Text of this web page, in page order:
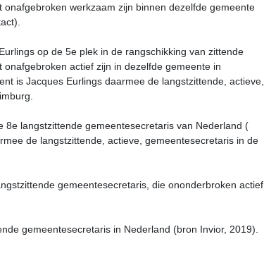
werkzaam zijn binnen dezelfde gemeente
op de 5e plek in de rangschikking van zittende
actief zijn in dezelfde gemeente in
is Jacques Eurlings daarmee de langstzittende, actieve,
8e langstzittende gemeentesecretaris van Nederland (
de langstzittende, actieve, gemeentesecretaris in de
gemeentesecretaris, die ononderbroken actief
gemeentesecretaris in Nederland (bron Invior, 2019).